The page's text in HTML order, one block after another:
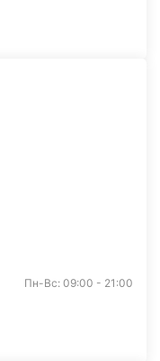
Пн-Вс: 09:00 - 21:00